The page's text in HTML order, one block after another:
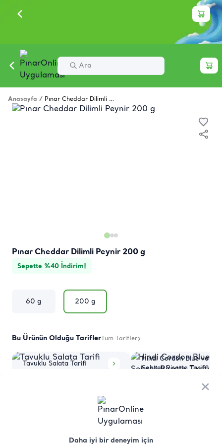
×
Daha iyi bir deneyim için
×
Daha iyi bir deneyim için
Anasayfa / Pınar Cheddar Dilimli Peynir 200 g
Pınar Cheddar Dilimli Peynir 200 g
Sepette %40 İndirim!
60 g 200 g
Bu Ürünün Olduğu TariflerTüm Tarifler
Tavuklu Salata Tarifi
Hindi Cordon Blue ve
Sebzeli Risotto Tarifi
Değerleri
Üretici Menşei